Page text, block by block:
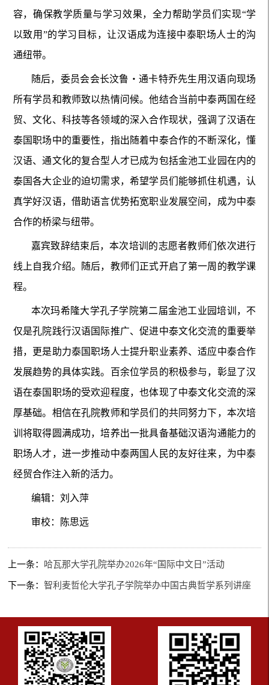
容，确保教学质量与学习效果，全力帮助学员们实现“学
以致用”的学习目标，让汉语成为连接中泰职场人士的沟
通纽带。
随后，委员会会长汶鲁・通卡特乔先生用汉语向现场
所有学员和教师致以热情问候。他结合当前中泰两国在经
贸、文化、科技等各领域的深入合作现状，强调了汉语在
泰国职场中的重要性，指出随着中泰合作的不断深化，懂
汉语、通文化的复合型人才已成为包括金池工业园在内的
泰国各大企业的迫切需求，希望学员们能够抓住机遇，认
真学好汉语，借助语言优势拓宽职业发展空间，成为中泰
合作的桥梁与纽带。
嘉宾致辞结束后，本次培训的志愿者教师们依次进行
线上自我介绍。随后，教师们正式开启了第一周的教学课
程。
本次玛希隆大学孔子学院第二届金池工业园培训，不
仅是孔院践行汉语国际推广、促进中泰文化交流的重要举
措，更是助力泰国职场人士提升职业素养、适应中泰合作
发展趋势的具体实践。百余位学员的积极参与，彰显了汉
语在泰国职场的受欢迎程度，也体现了中泰文化交流的深
厚基础。相信在孔院教师和学员们的共同努力下，本次培
训将取得圆满成功，培养出一批具备基础汉语沟通能力的
职场人才，进一步推动中泰两国人民的友好往来，为中泰
经贸合作注入新的活力。
编辑：刘入萍
审校：陈思远
上一条： 哈瓦那大学孔院举办2026年“国际中文日”活动
下一条：智利麦哲伦大学孔子学院举办中国古典哲学系列讲座